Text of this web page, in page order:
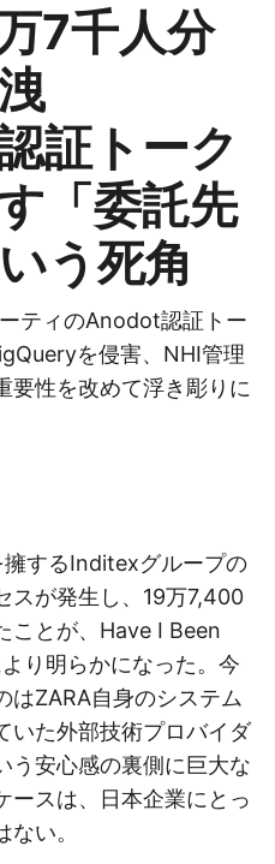
7千人分
証トーク
「委託先
う死角
ティのAnodot認証トー
を侵害、NHI管理
要性を改めて浮き彫りに
するInditexグループの
スが発生し、19万7,400
ことが、Have I Been
り明らかになった。今
はZARA自身のシステム
いた外部技術プロバイダ
う安心感の裏側に巨大な
ースは、日本企業にとっ
い。